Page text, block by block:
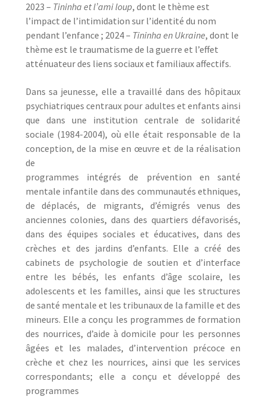
2023 – Tininha et l’ami loup, dont le thème est
l’impact de l’intimidation sur l’identité du nom
pendant l’enfance ; 2024 – Tininha en Ukraine, dont le
thème est le traumatisme de la guerre et l’effet
atténuateur des liens sociaux et familiaux affectifs.
Dans sa jeunesse, elle a travaillé dans des hôpitaux
psychiatriques centraux pour adultes et enfants ainsi
que dans une institution centrale de solidarité
sociale (1984-2004), où elle était responsable de la
conception, de la mise en œuvre et de la réalisation
de
programmes intégrés de prévention en santé
mentale infantile dans des communautés ethniques,
de déplacés, de migrants, d’émigrés venus des
anciennes colonies, dans des quartiers défavorisés,
dans des équipes sociales et éducatives, dans des
crèches et des jardins d’enfants. Elle a créé des
cabinets de psychologie de soutien et d’interface
entre les bébés, les enfants d’âge scolaire, les
adolescents et les familles, ainsi que les structures
de santé mentale et les tribunaux de la famille et des
mineurs. Elle a conçu les programmes de formation
des nourrices, d’aide à domicile pour les personnes
âgées et les malades, d’intervention précoce en
crèche et chez les nourrices, ainsi que les services
correspondants; elle a conçu et développé des
programmes